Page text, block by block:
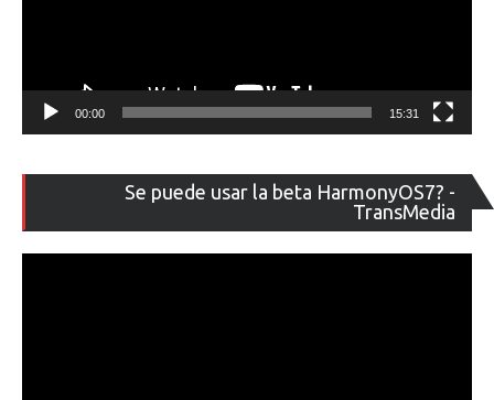
00:00 15:31
Se puede usar la beta HarmonyOS7? -
TransMedia
de